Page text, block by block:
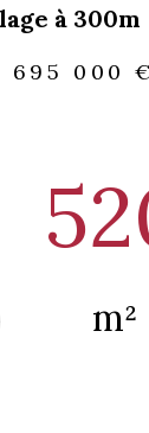
à 300m
695 000 €
m²